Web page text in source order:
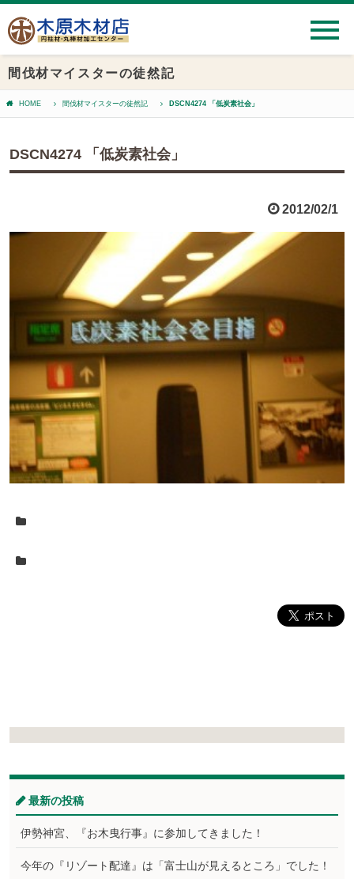
間伐材マイスターの徒然記
HOME 間伐材マイスターの徒然記 DSCN4274 「低炭素社会」
DSCN4274 「低炭素社会」
2012/02/1
最新の投稿
伊勢神宮、『お木曳行事』に参加してきました！
今年の『リゾート配達』は「富士山が見えるところ」でした！